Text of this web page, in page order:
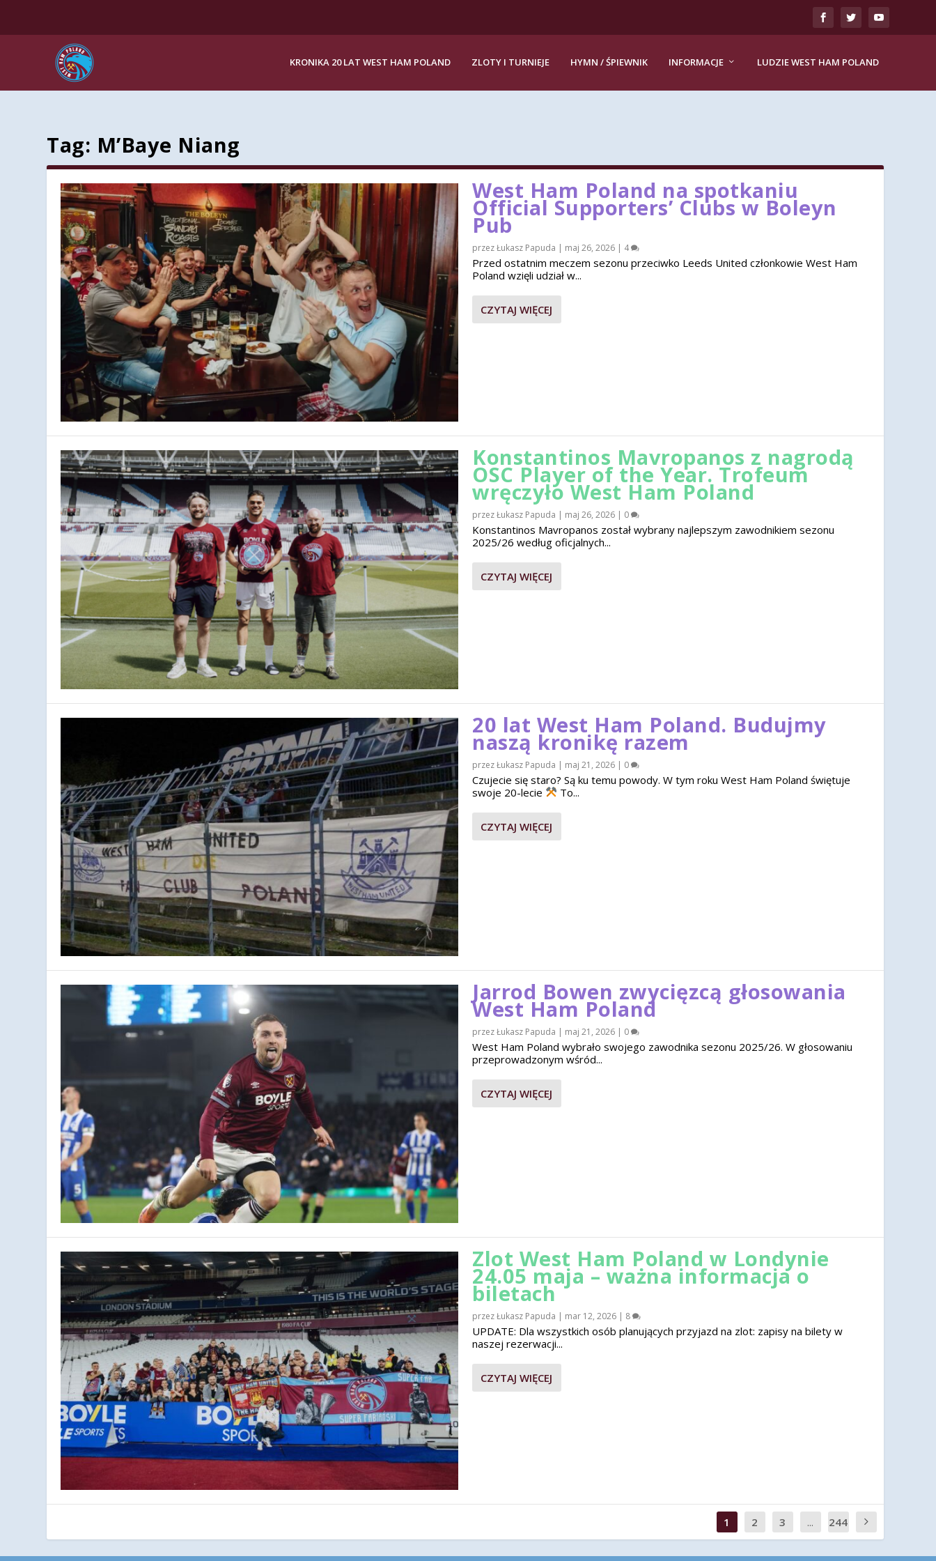
KRONIKA 20 LAT WEST HAM POLAND ZLOTY I TURNIEJE HYMN / ŚPIEWNIK INFORMACJE LUDZIE WEST HAM POLAND
Tag: M’Baye Niang
West Ham Poland na spotkaniu
Official Supporters’ Clubs w Boleyn
Pub
przezŁukasz Papuda | maj 26, 2026 | 4
Przed ostatnim meczem sezonu przeciwko Leeds United członkowie West Ham
Poland wzięli udział w...
CZYTAJ WIĘCEJ
Konstantinos Mavropanos z nagrodą
OSC Player of the Year. Trofeum
wręczyło West Ham Poland
przezŁukasz Papuda | maj 26, 2026 | 0
Konstantinos Mavropanos został wybrany najlepszym zawodnikiem sezonu
2025/26 według oficjalnych...
CZYTAJ WIĘCEJ
20 lat West Ham Poland. Budujmy
naszą kronikę razem
przezŁukasz Papuda | maj 21, 2026 | 0
Czujecie się staro? Są ku temu powody. W tym roku West Ham Poland świętuje
swoje 20-lecie
To...
CZYTAJ WIĘCEJ
Jarrod Bowen zwycięzcą głosowania
West Ham Poland
przezŁukasz Papuda | maj 21, 2026 | 0
West Ham Poland wybrało swojego zawodnika sezonu 2025/26. W głosowaniu
przeprowadzonym wśród...
CZYTAJ WIĘCEJ
Zlot West Ham Poland w Londynie
24.05 maja – ważna informacja o
biletach
przezŁukasz Papuda | mar 12, 2026 | 8
UPDATE: Dla wszystkich osób planujących przyjazd na zlot: zapisy na bilety w
naszej rezerwacji...
CZYTAJ WIĘCEJ
1 2 3 ...
244
0